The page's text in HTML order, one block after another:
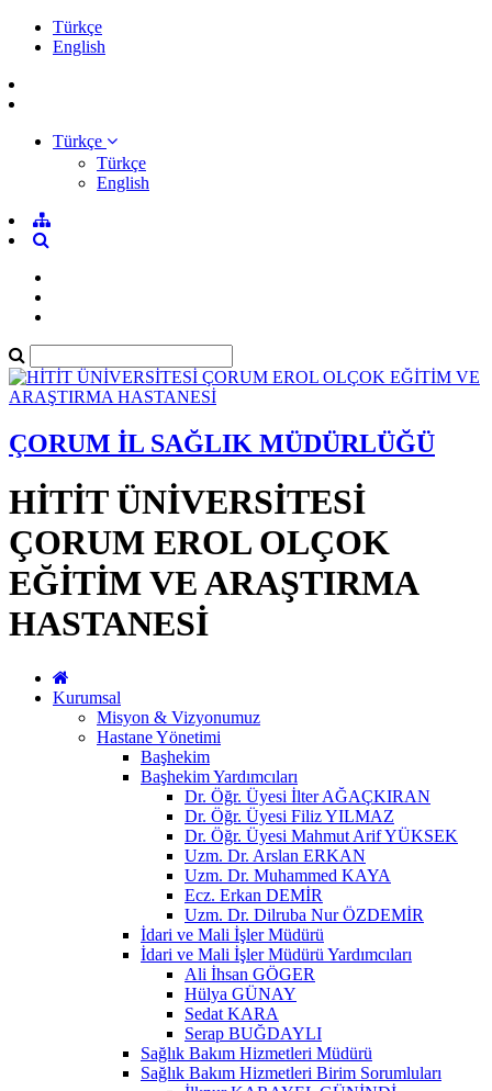
Türkçe
English
Türkçe
Türkçe
English
ÇORUM İL SAĞLIK MÜDÜRLÜĞÜ
HİTİT ÜNİVERSİTESİ
ÇORUM EROL OLÇOK
EĞİTİM VE ARAŞTIRMA
HASTANESİ
Kurumsal
Misyon & Vizyonumuz
Hastane Yönetimi
Başhekim
Başhekim Yardımcıları
Dr. Öğr. Üyesi İlter AĞAÇKIRAN
Dr. Öğr. Üyesi Filiz YILMAZ
Dr. Öğr. Üyesi Mahmut Arif YÜKSEK
Uzm. Dr. Arslan ERKAN
Uzm. Dr. Muhammed KAYA
Ecz. Erkan DEMİR
Uzm. Dr. Dilruba Nur ÖZDEMİR
İdari ve Mali İşler Müdürü
İdari ve Mali İşler Müdürü Yardımcıları
Ali İhsan GÖGER
Hülya GÜNAY
Sedat KARA
Serap BUĞDAYLI
Sağlık Bakım Hizmetleri Müdürü
Sağlık Bakım Hizmetleri Birim Sorumluları